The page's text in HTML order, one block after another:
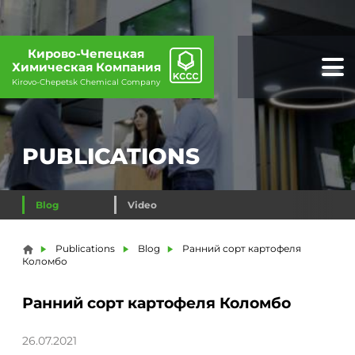
Кирово-Чепецкая
Химическая Компания
Kirovo-Chepetsk Chemical Company
PUBLICATIONS
Blog Video
You are here
Publications Blog
Ранний сорт картофеля
Коломбо
Ранний сорт картофеля Коломбо
26.07.2021